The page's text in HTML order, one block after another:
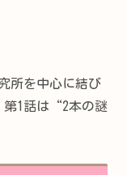
所を中心に結び
第1話は“2本の謎